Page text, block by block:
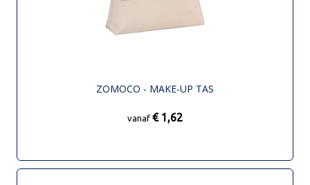
ZOMOCO - MAKE-UP TAS
vanaf € 1,62